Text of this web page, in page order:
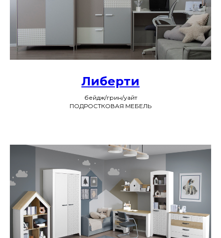
Либерти
бейдж/грин/уайт
ПОДРОСТКОВАЯ МЕБЕЛЬ